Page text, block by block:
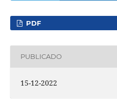
PDF
PUBLICADO
15-12-2022